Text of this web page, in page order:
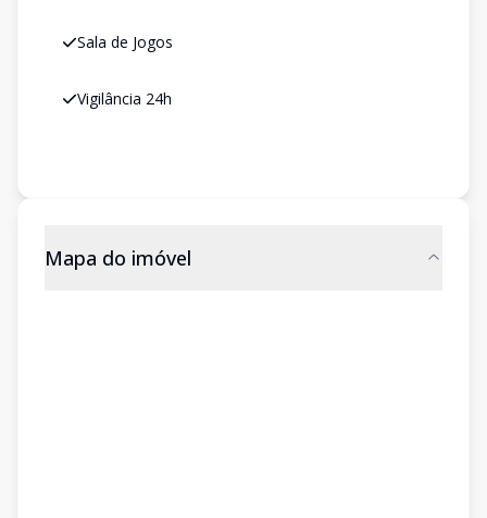
Sala de Jogos
Vigilância 24h
Mapa do imóvel